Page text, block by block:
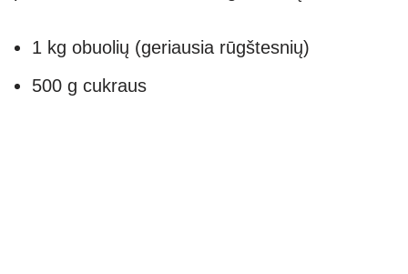
1 kg obuolių (geriausia rūgštesnių)
500 g cukraus